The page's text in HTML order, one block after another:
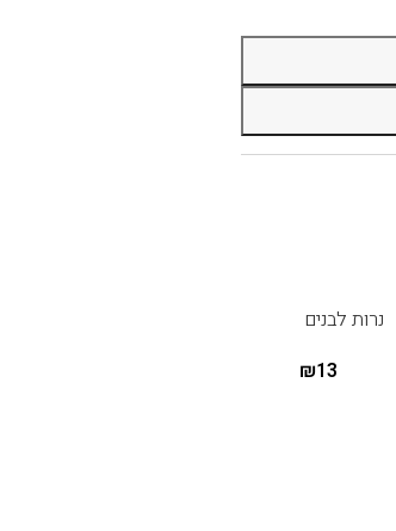
נרות לבנים
₪13